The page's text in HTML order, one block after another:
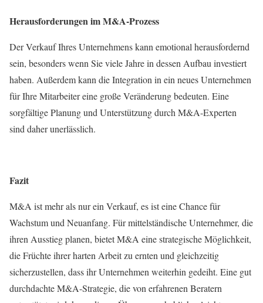
Herausforderungen im M&A-Prozess
Der Verkauf Ihres Unternehmens kann emotional herausfordernd
sein, besonders wenn Sie viele Jahre in dessen Aufbau investiert
haben. Außerdem kann die Integration in ein neues Unternehmen
für Ihre Mitarbeiter eine große Veränderung bedeuten. Eine
sorgfältige Planung und Unterstützung durch M&A-Experten
sind daher unerlässlich.
Fazit
M&A ist mehr als nur ein Verkauf, es ist eine Chance für
Wachstum und Neuanfang. Für mittelständische Unternehmer, die
ihren Ausstieg planen, bietet M&A eine strategische Möglichkeit,
die Früchte ihrer harten Arbeit zu ernten und gleichzeitig
sicherzustellen, dass ihr Unternehmen weiterhin gedeiht. Eine gut
durchdachte M&A-Strategie, die von erfahrenen Beratern